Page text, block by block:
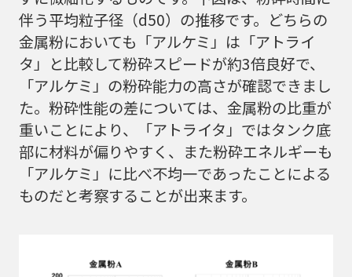
伴う平均粒子径（d50）の推移です。どちらの
金属粉においても「アルケミ」は「アトライ
タ」と比較して粉砕スピードが約3倍良好で、
「アルケミ」の粉砕能力の高さが確認できまし
た。粉砕性能の差については、金属粉の比重が
重いことにより、「アトライタ」ではタンク底
部に材料が偏りやすく、また粉砕エネルギーも
「アルケミ」に比べ不均一であったことによる
ものだと考察することが出来ます。